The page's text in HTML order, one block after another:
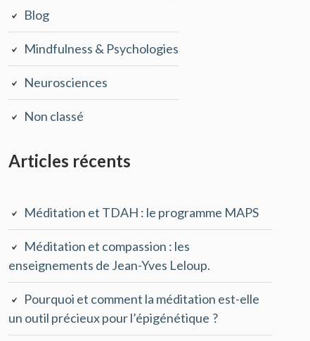
Blog
Mindfulness & Psychologies
Neurosciences
Non classé
Articles récents
Méditation et TDAH : le programme MAPS
Méditation et compassion : les
enseignements de Jean-Yves Leloup.
Pourquoi et comment la méditation est-elle
un outil précieux pour l’épigénétique ?